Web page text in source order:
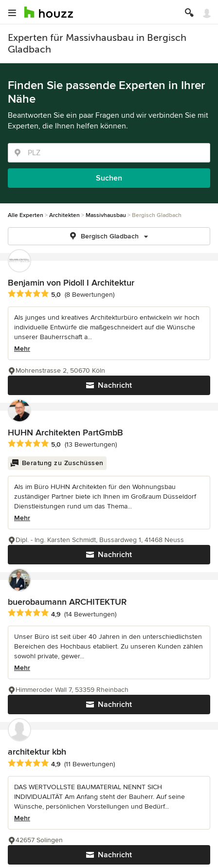
Experten für Massivhausbau in Bergisch
Gladbach
Finden Sie passende Experten in Ihrer
Nähe
Beantworten Sie ein paar Fragen und wir verbinden Sie mit
Experten, die Ihnen helfen können.
Suchen
Alle Experten Architekten Massivhausbau Bergisch Gladbach
Bergisch Gladbach
Benjamin von Pidoll I Architektur
Durchschnittliche Bewertung: 5 von 5 Sternen
5,0 (8 Bewertungen)
Als junges und kreatives Architekturbüro entwickeln wir hoch
individuelle Entwürfe die maßgeschneidert auf die Wünsche
unserer Bauherrschaft a...
Mehr
Nachricht
Mohrenstrasse 2, 50670 Köln
HUHN Architekten PartGmbB
Durchschnittliche Bewertung: 5 von 5 Sternen
5,0 (13 Bewertungen)
Beratung zu Zuschüssen
Als im Büro HUHN Architekten für den Wohnungsbau
zuständiger Partner biete ich Ihnen im Großraum Düsseldorf
Dienstleistungen rund um das Thema...
Mehr
Nachricht
Dipl. - Ing. Karsten Schmidt, Bussardweg 1, 41468 Neuss
buerobaumann ARCHITEKTUR
Durchschnittliche Bewertung: 4.9 von 5 Sternen
4,9 (14 Bewertungen)
Unser Büro ist seit über 40 Jahren in den unterschiedlichsten
Bereichen des Hochbaus etabliert. Zu unseren Kunden zählen
sowohl private, gewer...
Mehr
Nachricht
Himmeroder Wall 7, 53359 Rheinbach
architektur kbh
Durchschnittliche Bewertung: 4.9 von 5 Sternen
4,9 (11 Bewertungen)
DAS WERTVOLLSTE BAUMATERIAL NENNT SICH
INDIVIDUALITÄT Am Anfang steht der Bauherr. Auf seine
Wünsche, persönlichen Vorstellungen und Bedürf...
Mehr
Nachricht
42657 Solingen